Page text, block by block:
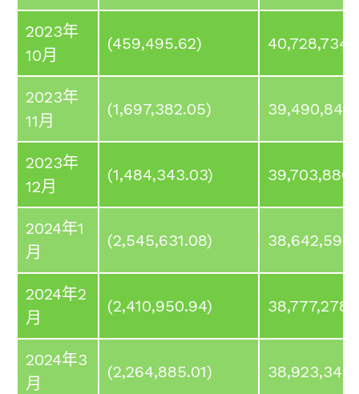
2023年
10月
(459,495.62)
2023年
11月
(1,697,382.05)
2023年
12月
(1,484,343.03)
2024年1
月
(2,545,631.08)
2024年2
月
(2,410,950.94)
2024年3
月
(2,264,885.01)